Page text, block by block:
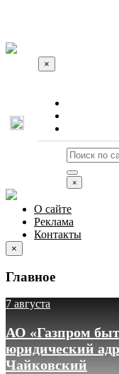
×
×
О сайте
Реклама
Контакты
×
Главное
7 августа
АО «Газпром
юридический
Чайковский